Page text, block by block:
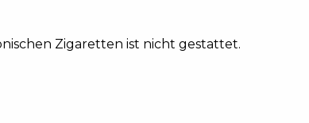
Zigaretten ist nicht gestattet.